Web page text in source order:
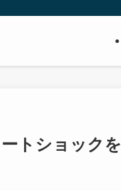
トショックを